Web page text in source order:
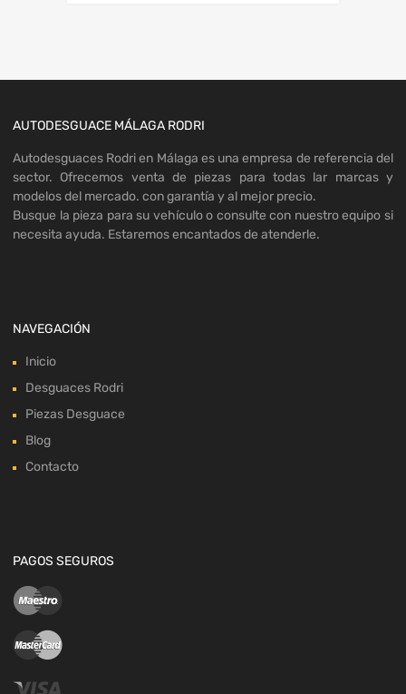
AUTODESGUACE MÁLAGA RODRI
Autodesguaces Rodri en Málaga es una empresa de referencia del
sector. Ofrecemos venta de piezas para todas lar marcas y
modelos del mercado. con garantía y al mejor precio.
Busque la pieza para su vehículo o consulte con nuestro equipo si
necesita ayuda. Estaremos encantados de atenderle.
NAVEGACIÓN
Inicio
Desguaces Rodri
Piezas Desguace
Blog
Contacto
PAGOS SEGUROS